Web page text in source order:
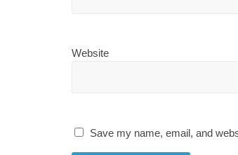
Website
Save my name, email, and